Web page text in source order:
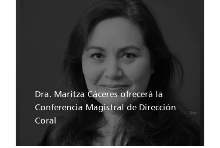
Dra. Maritza Cáceres ofrecerá la
Conferencia Magistral de Dirección
Coral